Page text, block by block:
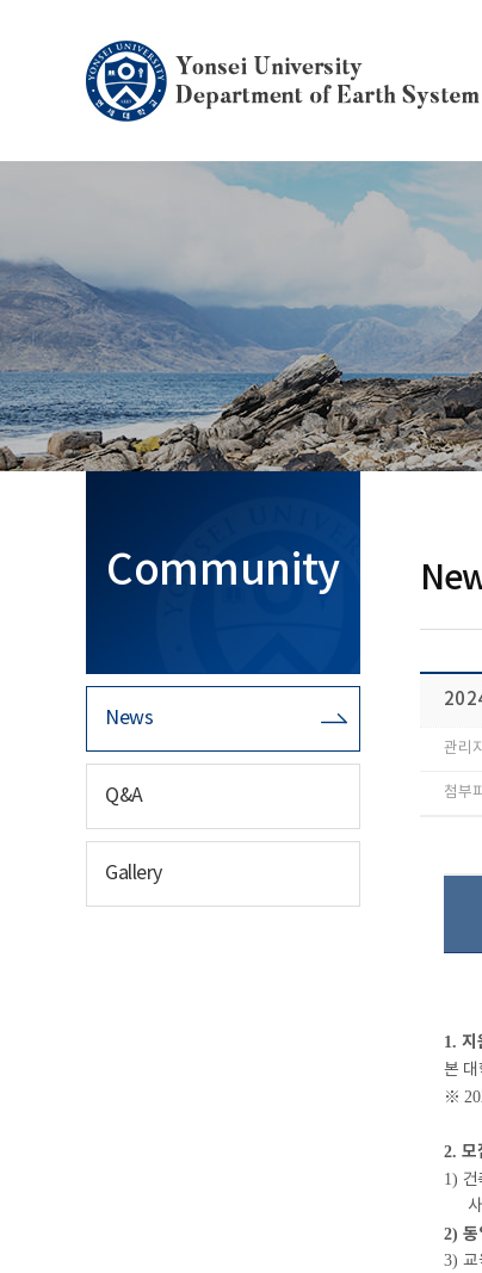
Community
News
Q&A
Gallery
관리
첨부
1. 지
본 대
※
2. 모
1) 건
2) 동
3) 교